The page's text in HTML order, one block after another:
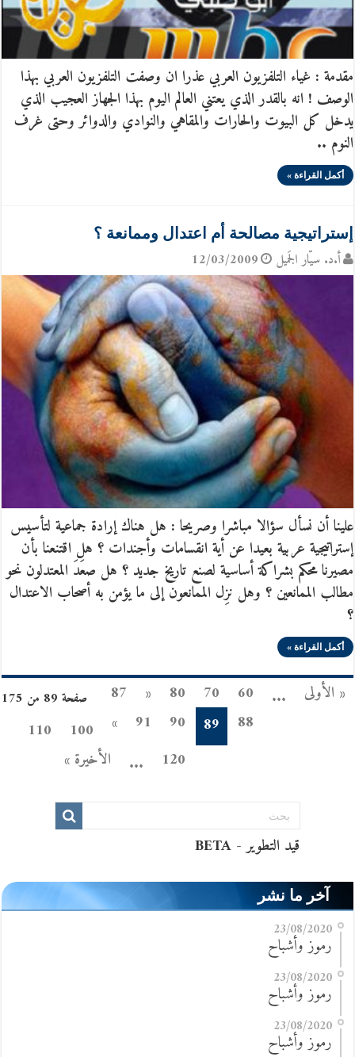
مقدمة : غياء التلفزيون العربي عذرا ان وصفت التلفزيون العربي بهذا
الوصف ! انه بالقدر الذي يعتني العالم اليوم بهذا الجهاز العجيب الذي
يدخل كل البيوت والحارات والمقاهي والنوادي والدوائر وحتى غرف
النوم ..
أكمل القراءة »
إستراتيجية مصالحة أم اعتدال وممانعة ؟
أ.د. سيّار الجَميل 12/03/2009
علينا أن نسأل سؤالا مباشرا وصريحا : هل هناك إرادة جماعية لتأسيس
إستراتيجية عربية بعيدا عن أية انقسامات وأجندات ؟ هل اقتنعنا بأن
مصيرنا محكم بشراكة أساسية لصنع تاريخ جديد ؟ هل صعَدَ المعتدلون نحو
مطالب الممانعين ؟ وهل نزِل الممانعون إلى ما يؤمن به أصحاب الاعتدال
؟
أكمل القراءة »
صفحة 89 من 175 « الأولى ...
60
70
80
«
87
88
89
90
91
»
100
110
120
... الأخيرة »
آخر ما نشر
23/08/2020
رموز وأشباح
23/08/2020
رموز وأشباح
23/08/2020
رموز وأشباح